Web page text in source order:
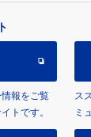
報をご覧
トです。
ス
ミ